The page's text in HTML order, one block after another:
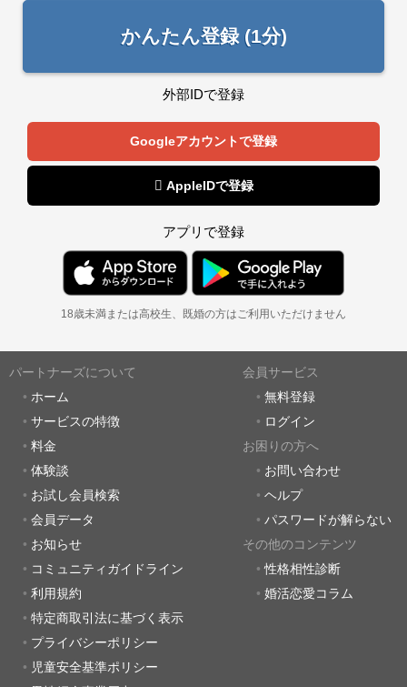
かんたん登録 (1分)
外部IDで登録
Googleアカウントで登録
 AppleIDで登録
アプリで登録
18歳未満または高校生、既婚の方はご利用いただけません
パートナーズについて
ホーム
サービスの特徴
料金
体験談
お試し会員検索
会員データ
お知らせ
コミュニティガイドライン
利用規約
特定商取引法に基づく表示
プライバシーポリシー
児童安全基準ポリシー
会員サービス
無料登録
ログイン
お困りの方へ
お問い合わせ
ヘルプ
パスワードが解らない
その他のコンテンツ
性格相性診断
婚活恋愛コラム